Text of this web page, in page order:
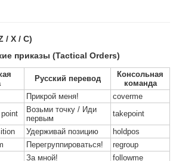
X / C)
приказы (Tactical Orders)
Русский перевод
Консольная
команда
Прикрой меня!
coverme
Возьми точку / Иди
первым
takepoint
Удерживай позицию
holdpos
Перегруппироваться!
regroup
За мной!
followme